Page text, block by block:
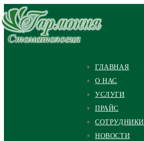
Перейти
к
содержимому
Меню
Закрыть
ГЛАВНАЯ
О НАС
УСЛУГИ
ПРАЙС
СОТРУДНИКИ
НОВОСТИ